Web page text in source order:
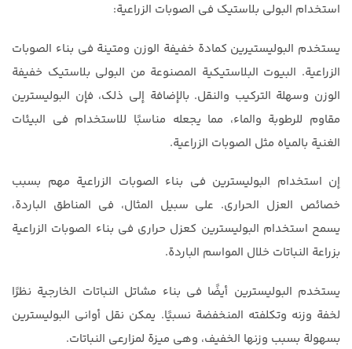
استخدام البولي بلاستيك في الصوبات الزراعية:
يستخدم البوليستيرين كمادة خفيفة الوزن ومتينة في بناء الصوبات
الزراعية. البيوت البلاستيكية المصنوعة من البولي بلاستيك خفيفة
الوزن وسهلة التركيب والنقل. بالإضافة إلى ذلك، فإن البوليسترين
مقاوم للرطوبة والماء، مما يجعله مناسبًا للاستخدام في البيئات
الغنية بالمياه مثل الصوبات الزراعية.
إن استخدام البوليسترين في بناء الصوبات الزراعية مهم بسبب
خصائص العزل الحراري. على سبيل المثال، في المناطق الباردة،
يسمح استخدام البوليسترين كعزل حراري في بناء الصوبات الزراعية
بزراعة النباتات خلال المواسم الباردة.
يستخدم البوليسترين أيضًا في بناء مشاتل النباتات الخارجية نظرًا
لخفة وزنه وتكلفته المنخفضة نسبيًا. يمكن نقل أواني البوليسترين
بسهولة بسبب وزنها الخفيف، وهي ميزة لمزارعي النباتات.